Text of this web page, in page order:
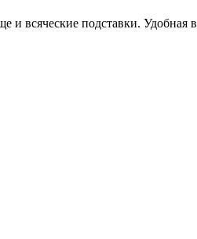
всяческие подставки. Удобная